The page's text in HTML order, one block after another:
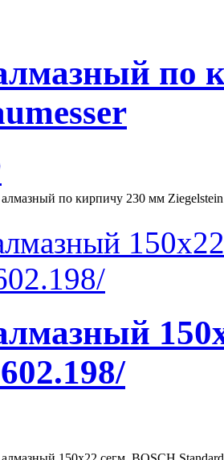
по
по кирпичу 230 мм Ziegelstein